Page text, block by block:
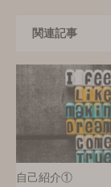
関連記事
自己紹介①